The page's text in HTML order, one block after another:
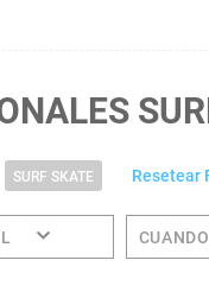
SURF SKATE Resetear